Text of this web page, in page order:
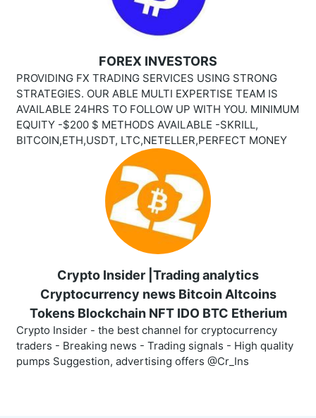
FOREX INVESTORS
PROVIDING FX TRADING SERVICES USING STRONG
STRATEGIES. OUR ABLE MULTI EXPERTISE TEAM IS
AVAILABLE 24HRS TO FOLLOW UP WITH YOU. MINIMUM
EQUITY -$200 $ METHODS AVAILABLE -SKRILL,
BITCOIN,ETH,USDT, LTC,NETELLER,PERFECT MONEY
Crypto Insider |Trading analytics
Cryptocurrency news Bitcoin Altcoins
Tokens Blockchain NFT IDO BTC Etherium
Crypto Insider - the best channel for cryptocurrency
traders - Breaking news - Trading signals - High quality
pumps Suggestion, advertising offers @Cr_Ins